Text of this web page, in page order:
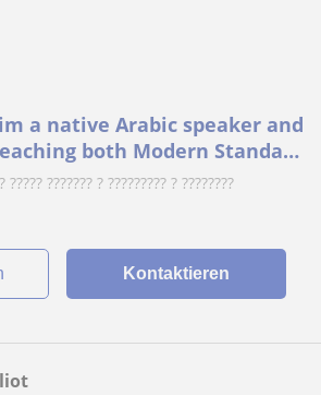
a native Arabic speaker and
both Modern Standard
dialect. My lessons are perfect
????? ??????? ? ????????? ? ????????
Kontaktieren